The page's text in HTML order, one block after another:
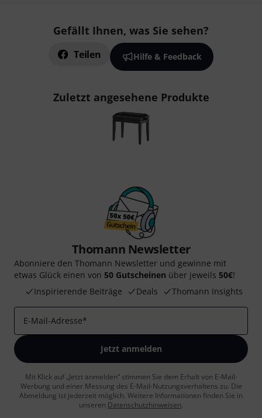
Gefällt Ihnen, was Sie sehen?
Teilen Hilfe & Feedback
Zuletzt angesehene Produkte
Thomann Newsletter
Abonniere den Thomann Newsletter und gewinne mit
etwas Glück einen von 50 Gutscheinen über jeweils 50€!
Inspirierende Beiträge
Deals Thomann Insights
E-Mail-Adresse*
Jetzt anmelden
Mit Klick auf „Jetzt anmelden“ stimmen Sie dem Erhalt von E-Mail-
Werbung und einer Messung des E-Mail-Nutzungsverhaltens zu. Die
Abmeldung ist jederzeit möglich. Weitere Informationen finden Sie in
unseren Datenschutzhinweisen.